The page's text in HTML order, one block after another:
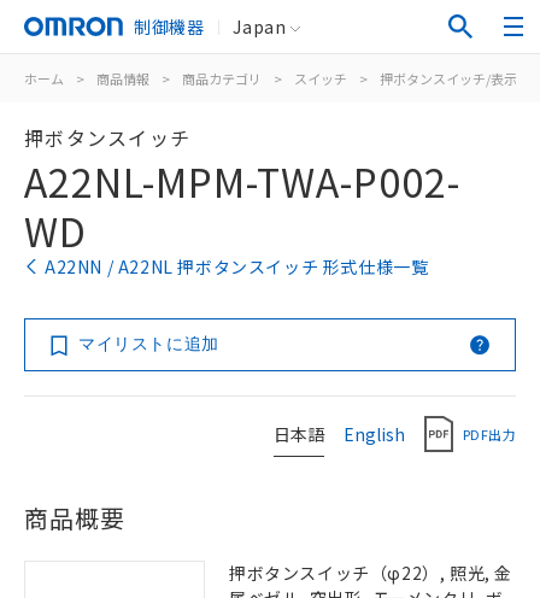
制御機器 Japan
ホーム > 商品情報 > 商品カテゴリ > スイッチ > 押ボタンスイッチ/表示灯
押ボタンスイッチ
A22NL-MPM-TWA-P002-
WD
A22NN / A22NL 押ボタンスイッチ 形式仕様一覧
マイリストに追加
日本語 English PDF出力
商品概要
押ボタンスイッチ（φ22）, 照光, 金